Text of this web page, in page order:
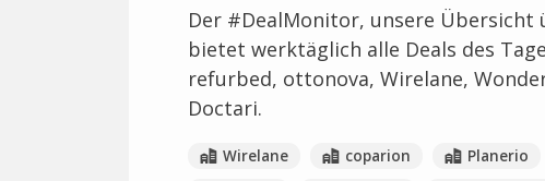
Der #DealMonitor, unsere Übersicht
bietet werktäglich alle Deals des
refurbed, ottonova, Wirelane,
Doctari.
Wirelane coparion Planerio